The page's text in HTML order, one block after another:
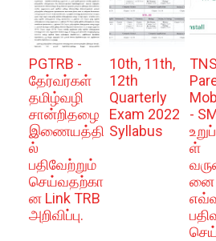
PGTRB -
தேர்வர்கள்
தமிழ்வழி
சான்றிதழை
இணையத்தி
ல்
பதிவேற்றும்
செய்வதற்கா
ன Link TRB
அறிவிப்பு.
10th, 11th,
12th
Quarterly
Exam 2022
Syllabus
-
ள்
னை